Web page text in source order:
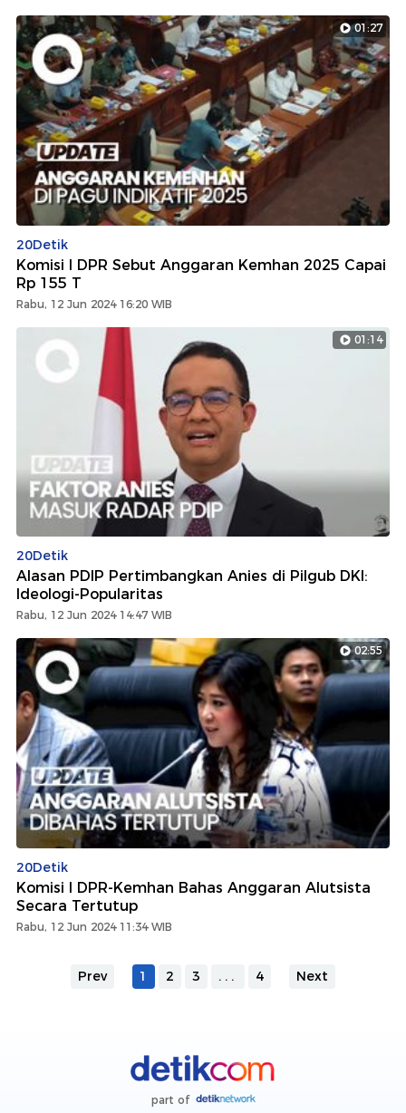
01:27
20Detik
Komisi I DPR Sebut Anggaran Kemhan 2025 Capai
Rp 155 T
Rabu, 12 Jun 2024 16:20 WIB
01:14
20Detik
Alasan PDIP Pertimbangkan Anies di Pilgub DKI:
Ideologi-Popularitas
Rabu, 12 Jun 2024 14:47 WIB
02:55
20Detik
Komisi I DPR-Kemhan Bahas Anggaran Alutsista
Secara Tertutup
Rabu, 12 Jun 2024 11:34 WIB
Prev 1 2 3 ... 4 Next
part of